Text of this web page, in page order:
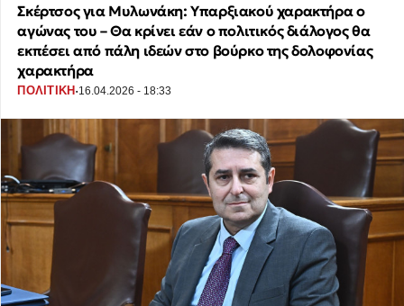
Σκέρτσος για Μυλωνάκη: Υπαρξιακού χαρακτήρα ο
αγώνας του – Θα κρίνει εάν ο πολιτικός διάλογος θα
εκπέσει από πάλη ιδεών στο βούρκο της δολοφονίας
χαρακτήρα
ΠΟΛΙΤΙΚΗ ·16.04.2026 - 18:33